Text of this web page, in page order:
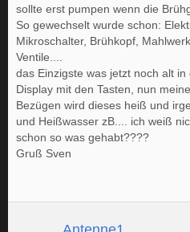
sollte erst pumpen wenn die
So gewechselt wurde schon:
Mikroschalter, Brühkopf,
Ventile....
das Einzigste was jetzt noch alt
Display mit den Tasten, nun
Bezügen wird dieses heiß und
und Heißwasser zB.... ich weiß
schon so was gehabt????
Gruß Sven